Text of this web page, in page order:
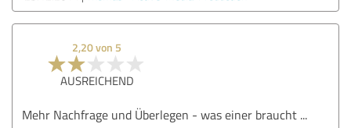
2,20 von 5
AUSREICHEND
Mehr Nachfrage und Überlegen - was einer braucht ...